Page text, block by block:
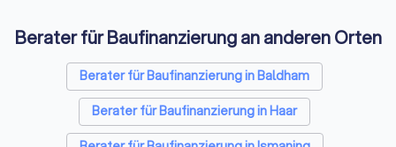
Berater für Baufinanzierung an anderen Orten
Berater für Baufinanzierung in Baldham
Berater für Baufinanzierung in Haar